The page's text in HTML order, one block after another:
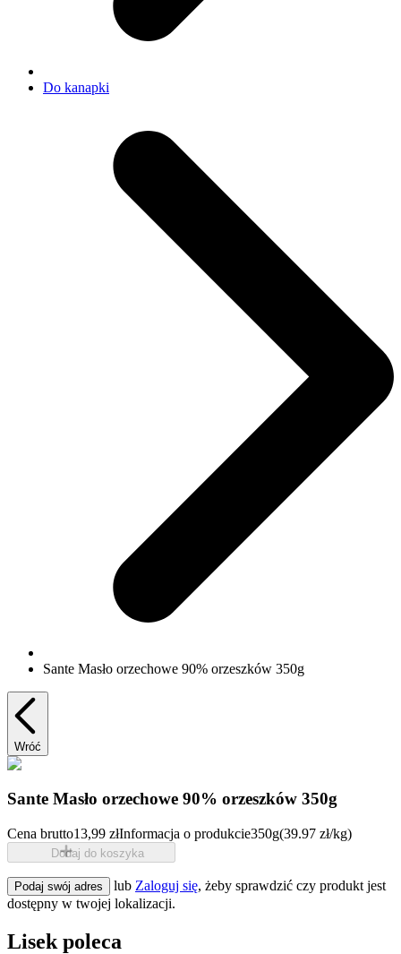
Do kanapki
Sante Masło orzechowe 90% orzeszków 350g
Wróć
Sante Masło orzechowe 90% orzeszków 350g
Cena brutto13,99 złInformacja o produkcie350g(39.97 zł/kg)
Dodaj do koszyka
Podaj swój adres lub Zaloguj się, żeby sprawdzić czy produkt jest
dostępny w twojej lokalizacji.
Lisek poleca